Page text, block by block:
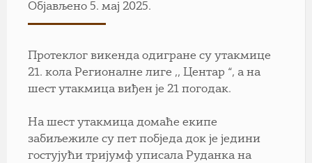
Објављено 5. мај 2025.
Протеклог викенда одигране су утакмице
21. кола Регионалне лиге ,, Центар “, а на
шест утакмица виђен је 21 погодак.
На шест утакмица домаће екипе
забиљежиле су пет побједа док је једини
гостујући тријумф уписала Руданка на